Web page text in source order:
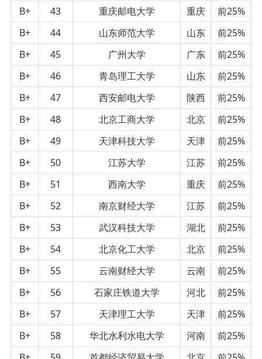
B+
43 重庆邮电大学 重庆
前25%
B+
44 山东师范大学 山东
前25%
B+
45 广州大学 广东
前25%
B+
46 青岛理工大学 山东
前25%
B+
47 西安邮电大学 陕西
前25%
B+
48 北京工商大学 北京
前25%
B+
49 天津科技大学 天津
前25%
B+
50 江苏大学 江苏
前25%
B+
51 西南大学 重庆
前25%
B+
52 南京财经大学 江苏
前25%
B+
53 武汉科技大学 湖北
前25%
B+
54 北京化工大学 北京
前25%
B+
55 云南财经大学 云南
前25%
B+
56 石家庄铁道大学 河北
前25%
B+
57 天津理工大学 天津
前25%
B+
58 华北水利水电大学 河南
前25%